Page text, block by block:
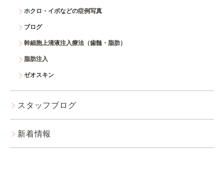
ホクロ・イボなどの症例写真
ブログ
幹細胞上清液注入療法（歯髄・脂肪）
脂肪注入
ゼオスキン
スタッフブログ
新着情報